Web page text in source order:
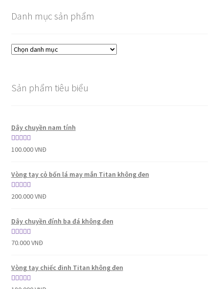
Danh mục sản phẩm
Sản phẩm tiêu biểu
Dây chuyền nam tính
Được xếp
sao
100.000VNĐ
Vòng tay cỏ bốn lá may mắn Titan không đen
Được xếp
sao
200.000VNĐ
Dây chuyền đính ba đá không đen
Được xếp
sao
70.000VNĐ
Vòng tay chiếc đinh Titan không đen